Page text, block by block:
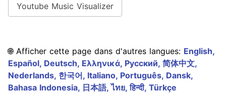
Youtube Music Visualizer
🌐 Afficher cette page dans d'autres langues: English,
Español, Deutsch, Ελληνικά, Русский, 简体中文,
Nederlands, 한국어, Italiano, Português, Dansk,
Bahasa Indonesia, 日本語,ไทย,हिन्दी, Türkçe